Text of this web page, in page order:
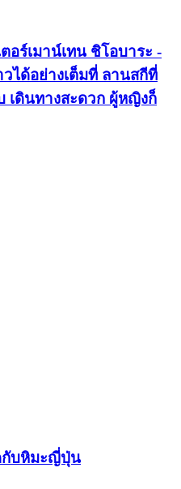
อร์เมาน์เทน ชิโอบาระ -
ได้อย่างเต็มที่ ลานสกีที่
เดินทางสะดวก ผู้หญิงก็
กับหิมะญี่ปุ่น